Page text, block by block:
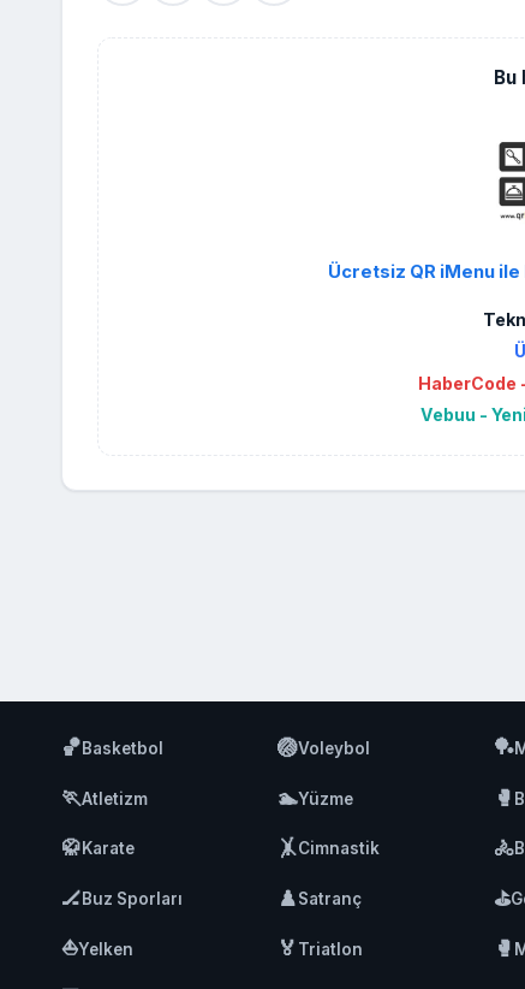
Bu
Ücretsiz QR iMenu
HaberCode
Vebuu -
🏀Basketbol 🏐Voleybol 🏓
🏃Atletizm 🏊Yüzme 🥊
🥋Karate 🤸Cimnastik 🚴
🏒Buz Sporları ♟️Satranç ⛳
⛵Yelken 🏅 Triatlon 🥊